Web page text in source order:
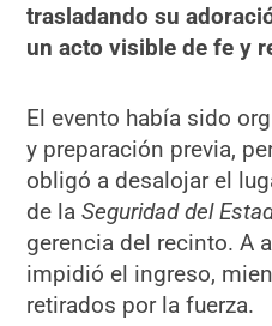
trasladando su
un acto visible de fe y
El evento había sido
y preparación previa,
obligó a desalojar el
de laSeguridad del
gerencia del recinto. A
impidió el ingreso,
retirados por la fuerza.